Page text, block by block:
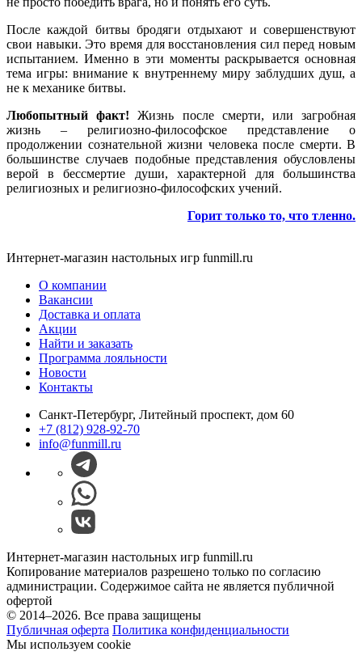
После каждой битвы бродяги отдыхают и совершенствуют
свои навыки. Это время для восстановления сил перед новым
испытанием. Именно в эти моменты раскрывается основная
тема игры: внимание к внутреннему миру заблудших душ, а
не к механике битвы.
Любопытный факт!Жизнь после смерти, или загробная
жизнь – религиозно-философское представление о
продолжении сознательной жизни человека после смерти. В
большинстве случаев подобные представления обусловлены
верой в бессмертие души, характерной для большинства
религиозных и религиозно-философских учений.
Горит только то, что тленно.
Интернет-магазин настольных игр funmill.ru
О компании
Вакансии
Доставка и оплата
Акции
Найти и заказать
Программа лояльности
Новости
Контакты
Санкт-Петербург, Литейный проспект, дом 60
+7 (812) 928-92-70
info@funmill.ru
Интернет-магазин настольных игр funmill.ru
Копирование материалов разрешено только по согласию
администрации. Содержимое сайта не является публичной
офертой
© 2014–2026. Все права защищены
Публичная оферта Политика конфиденциальности
Мы используем cookie